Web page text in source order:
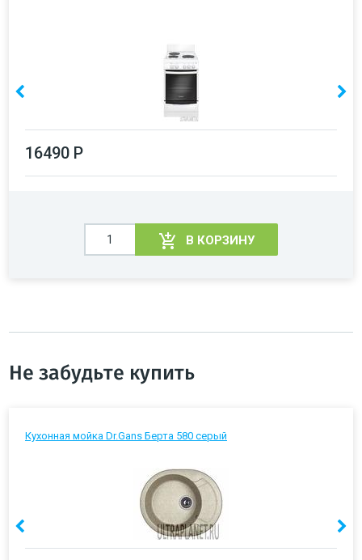
16490 Р
В КОРЗИНУ
Не забудьте купить
Кухонная мойка Dr.Gans Берта 580 серый